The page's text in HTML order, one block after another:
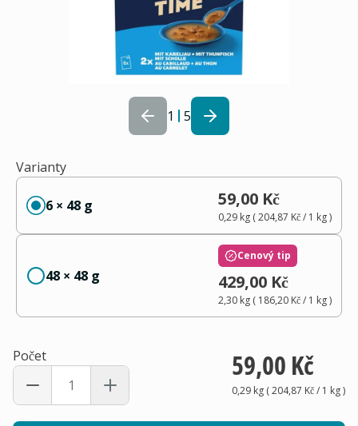
1 5
Varianty
6 × 48 g 59,00 Kč
0,29 kg(204,87 Kč/ 1 kg)
48 × 48 g
Cenový tip
429,00 Kč
2,30 kg( 186,20 Kč/ 1 kg)
Počet 59,00 Kč
0,29 kg(204,87 Kč/ 1 kg)